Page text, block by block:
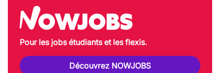
Pour les jobs étudiants et les flexis.
Découvrez NOWJOBS